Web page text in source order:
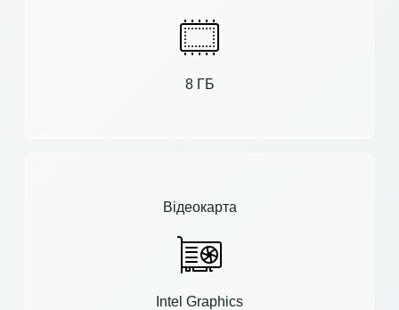
8 ГБ
Відеокарта
Intel Graphics